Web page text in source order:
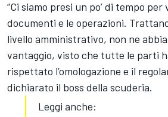
“Ci siamo presi un po’ di tempo
documenti e le operazioni.
livello amministrativo, non ne
vantaggio, visto che tutte le parti
rispettato l’omologazione e il
dichiarato il boss della scuderia.
Leggi anche: